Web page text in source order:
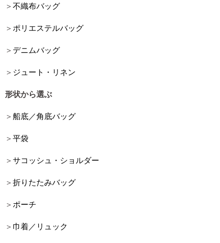
不織布バッグ
ポリエステルバッグ
デニムバッグ
ジュート・リネン
形状から選ぶ
船底／角底バッグ
平袋
サコッシュ・ショルダー
折りたたみバッグ
ポーチ
巾着／リュック